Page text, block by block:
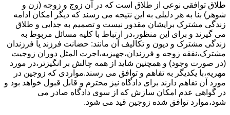
طلاق توافقی نوعی از طلاق است که در آن زوج و زوجه (زن و
شوهر) بنا به هر دلیلی به این نتیجه می رسند که دیگر امکان ادامه
زندگی مشترک برایشان مقدور نیست و تصمیم به جدایی و طلاق
می گیرند و برای این منظور،در ارتباط با کلیه مسائل مربوط به
زندگی مشترک و دیون و تکالیف آن مانند: حضانت فرزند یا فرزندان
مشترک،نفقه زوجه و فرزندان،جهیزیه،اجرت المثل دوران زوجیت
(در صورت وجود) و همچنین شاید از همه چالش بر انگیزتر،در مورد
مهریه،با یکدیگر به تفاهم و توافق می رسند.مواردی که زوجین در
مورد آن تفاهم دارند برای دادگاه نیز محترم و قابل قبول خواهد بود و
در گواهی عدم امکان سازش که از سوی دادگاه صادر می
شود،موارد توافق شده زوجین قید می شود.